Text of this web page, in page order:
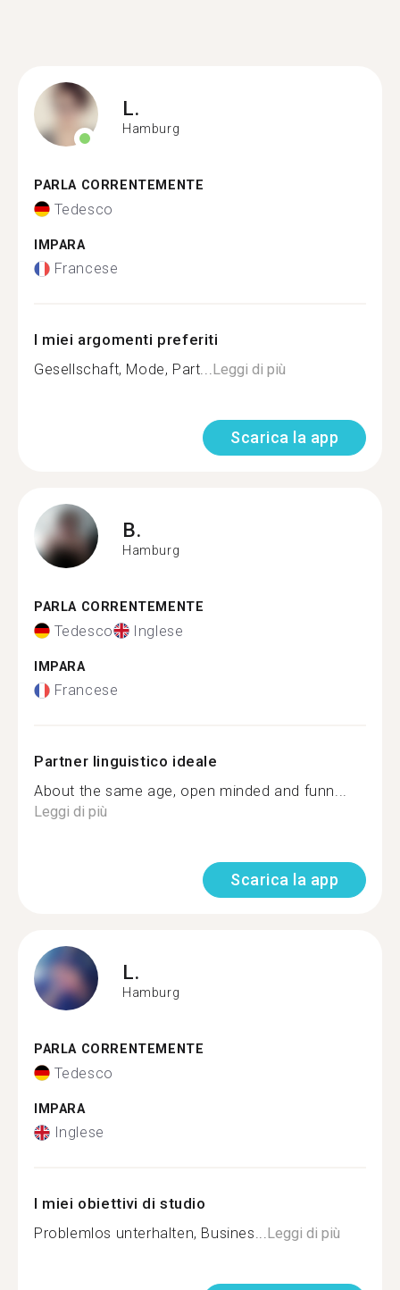
L.
Hamburg
PARLA CORRENTEMENTE
Tedesco
IMPARA
Francese
I miei argomenti preferiti
Gesellschaft, Mode, Part...Leggi di più
Scarica la app
B.
Hamburg
PARLA CORRENTEMENTE
Tedesco Inglese
IMPARA
Francese
Partner linguistico ideale
About the same age, open minded and funn...
Leggi di più
Scarica la app
L.
Hamburg
PARLA CORRENTEMENTE
Tedesco
IMPARA
Inglese
I miei obiettivi di studio
Problemlos unterhalten, Busines...Leggi di più